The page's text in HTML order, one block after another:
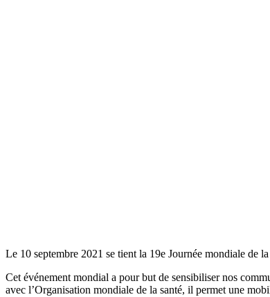
Le 10 septembre 2021 se tient la 19e Journée mondiale de
Cet événement mondial a pour but de sensibiliser nos
avec l’Organisation mondiale de la santé, il permet une